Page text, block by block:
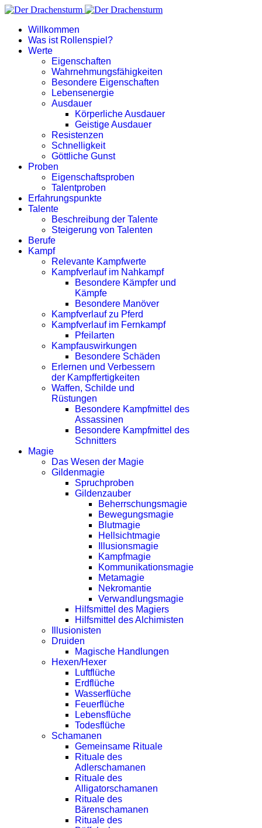
Willkommen
Was ist Rollenspiel?
Werte
Eigenschaften
Wahrnehmungsfähigkeiten
Besondere Eigenschaften
Lebensenergie
Ausdauer
Körperliche Ausdauer
Geistige Ausdauer
Resistenzen
Schnelligkeit
Göttliche Gunst
Proben
Eigenschaftsproben
Talentproben
Erfahrungspunkte
Talente
Beschreibung der Talente
Steigerung von Talenten
Berufe
Kampf
Relevante Kampfwerte
Kampfverlauf im Nahkampf
Besondere Kämpfer und
Kämpfe
Besondere Manöver
Kampfverlauf zu Pferd
Kampfverlauf im Fernkampf
Pfeilarten
Kampfauswirkungen
Besondere Schäden
Erlernen und Verbessern
der Kampffertigkeiten
Waffen, Schilde und
Rüstungen
Besondere Kampfmittel des
Assassinen
Besondere Kampfmittel des
Schnitters
Magie
Das Wesen der Magie
Gildenmagie
Spruchproben
Gildenzauber
Beherrschungsmagie
Bewegungsmagie
Blutmagie
Hellsichtmagie
Illusionsmagie
Kampfmagie
Kommunikationsmagie
Metamagie
Nekromantie
Verwandlungsmagie
Hilfsmittel des Magiers
Hilfsmittel des Alchimisten
Illusionisten
Druiden
Magische Handlungen
Hexen/Hexer
Luftflüche
Erdflüche
Wasserflüche
Feuerflüche
Lebensflüche
Todesflüche
Schamanen
Gemeinsame Rituale
Rituale des
Adlerschamanen
Rituale des
Alligatorschamanen
Rituale des
Bärenschamanen
Rituale des